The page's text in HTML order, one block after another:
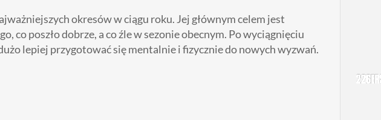
okresów w ciągu roku. Jej głównym celem jest
co poszło dobrze, a co źle w sezonie obecnym. Po wyciągnięciu
lepiej przygotować się mentalnie i fizycznie do nowych wyzwań.